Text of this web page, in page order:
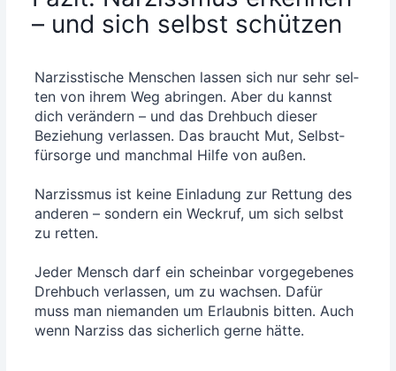
– und sich selbst schützen
Nar­ziss­ti­sche Men­schen las­sen sich nur sehr sel­
ten von ihrem Weg abrin­gen. Aber du kannst
dich ver­än­dern – und das Dreh­buch die­ser
Bezie­hung ver­las­sen. Das braucht Mut, Selbst­
für­sor­ge und manch­mal Hil­fe von außen.
Nar­ziss­mus ist kei­ne Ein­la­dung zur Ret­tung des
ande­ren – son­dern ein Weck­ruf, um sich selbst
zu ret­ten.
Jeder Mensch darf ein schein­bar vor­ge­ge­be­nes
Dreh­buch ver­las­sen, um zu wach­sen. Dafür
muss man nie­man­den um Erlaub­nis bit­ten. Auch
wenn Nar­ziss das sicher­lich ger­ne hätte.